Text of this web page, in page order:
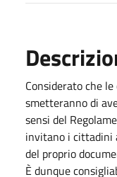
Considerato che
smetteranno di
sensi del
invitano i cittadini
del proprio
È dunque